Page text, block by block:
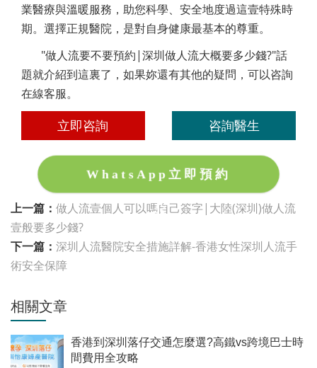
業醫療與溫暖服務，助您科學、安全地度過這壹特殊時
期。選擇正規醫院，是對自身健康最基本的尊重。
"做人流要不要預約|深圳做人流大概要多少錢?"話
題就介紹到這裏了，如果妳還有其他的疑問，可以咨詢
在線客服。
立即咨詢 咨詢醫生
WhatsApp立即預約
上一篇： 做人流壹個人可以嗎自己簽字|大陸(深圳)做人流
壹般要多少錢?
下一篇： 深圳人流醫院安全措施詳解-香港女性深圳人流手
術安全保障
相關文章
香港到深圳落仔交通怎麼選?高鐵vs跨境巴士時
間費用全攻略